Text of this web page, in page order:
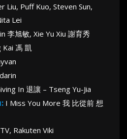
Liu, Puff Kuo, Steven Sun,
Lei
李旭敏, Xie Yu Xiu 謝育秀
Kai 馮 凱
In 退讓 – Tseng Yu-Jia
I Miss You More 我 比從前 想
Rakuten Viki